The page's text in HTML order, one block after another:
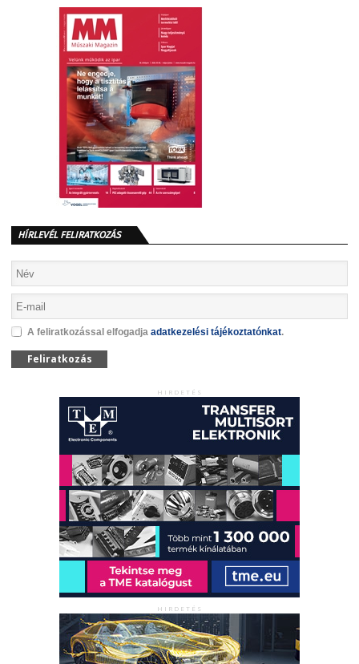
HÍRLEVÉL FELIRATKOZÁS
A feliratkozással elfogadja adatkezelési tájékoztatónkat.
Feliratkozás
HIRDETÉS
HIRDETÉS